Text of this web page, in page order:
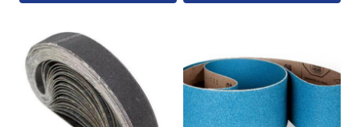
produs
are
mai
multe
variații.
mai
multe
variații.